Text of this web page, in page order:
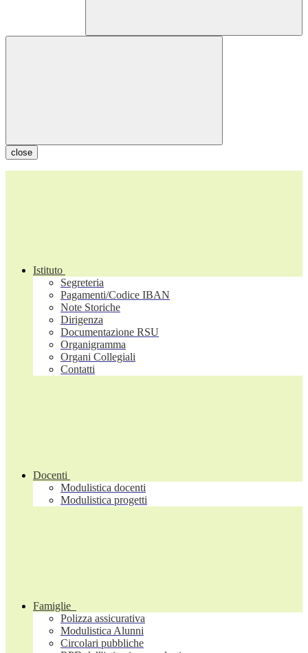
close
Istituto
Segreteria
Pagamenti/Codice IBAN
Note Storiche
Dirigenza
Documentazione RSU
Organigramma
Organi Collegiali
Contatti
Docenti
Modulistica docenti
Modulistica progetti
Famiglie
Polizza assicurativa
Modulistica Alunni
Circolari pubbliche